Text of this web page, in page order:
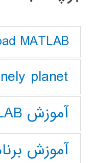
MATLAB
planet
آموزش MATLAB
آموزش